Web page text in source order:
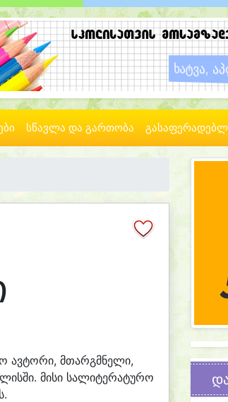
სწავლა და გართობა
ავტორი, მთარგმნელი,
მისი სალიტერატურო